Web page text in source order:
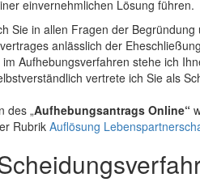
einvernehmlichen Lösung führen.
Sie in allen Fragen der
anlässlich der
Aufhebungsverfahren stehe ich
vertrete ich Sie als
des „Aufhebungsantrags Online“
Rubrik Auflösung